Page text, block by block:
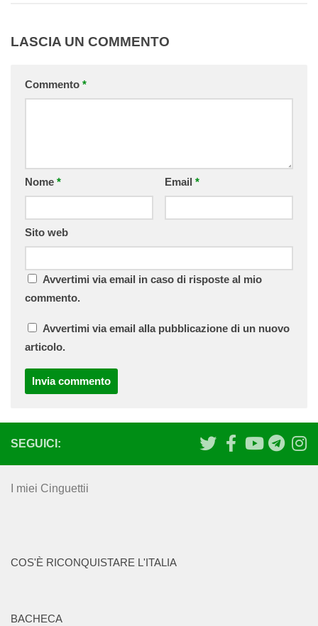
LASCIA UN COMMENTO
Commento *
Nome * Email *
Sito web
Avvertimi via email in caso di risposte al mio
commento.
Avvertimi via email alla pubblicazione di un nuovo
articolo.
SEGUICI:
I miei Cinguettii
COS'È RICONQUISTARE L'ITALIA
BACHECA